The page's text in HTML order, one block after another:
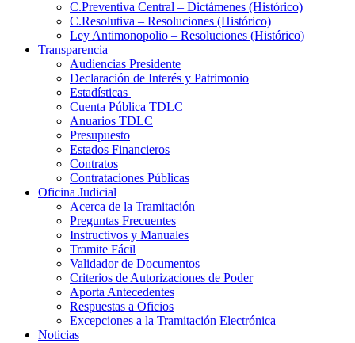
C.Preventiva Central – Dictámenes (Histórico)
C.Resolutiva – Resoluciones (Histórico)
Ley Antimonopolio – Resoluciones (Histórico)
Transparencia
Audiencias Presidente
Declaración de Interés y Patrimonio
Estadísticas
Cuenta Pública TDLC
Anuarios TDLC
Presupuesto
Estados Financieros
Contratos
Contrataciones Públicas
Oficina Judicial
Acerca de la Tramitación
Preguntas Frecuentes
Instructivos y Manuales
Tramite Fácil
Validador de Documentos
Criterios de Autorizaciones de Poder
Aporta Antecedentes
Respuestas a Oficios
Excepciones a la Tramitación Electrónica
Noticias